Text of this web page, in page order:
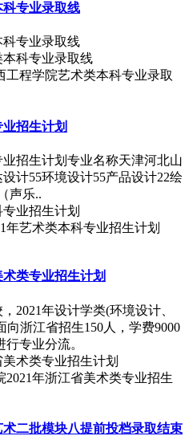
科专业录取线
科专业录取线
工程学院艺术类本科专业录取
招生计划
招生计划专业名称天津河北山
计55环境设计55产品设计22绘
声乐..
年艺术类本科专业招生计划
类专业招生计划
2021年设计学类(环境设计、
浙江省招生150人，学费9000
专业分流。
2021年浙江省美术类专业招生
二批模块八提前投档录取结束